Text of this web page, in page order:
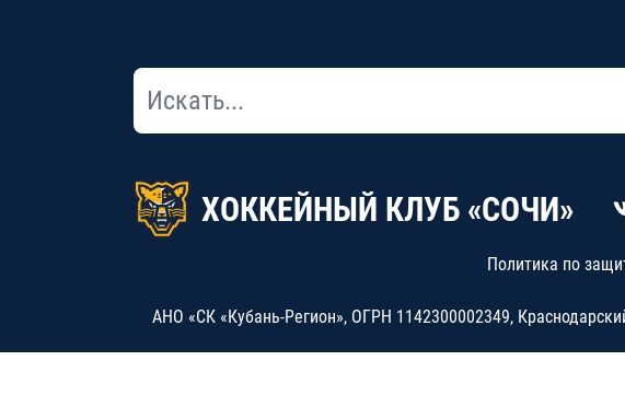
ХОККЕЙНЫЙ КЛУБ «СОЧИ»
Политика по
АНО «СК «Кубань-Регион», ОГРН 1142300002349,